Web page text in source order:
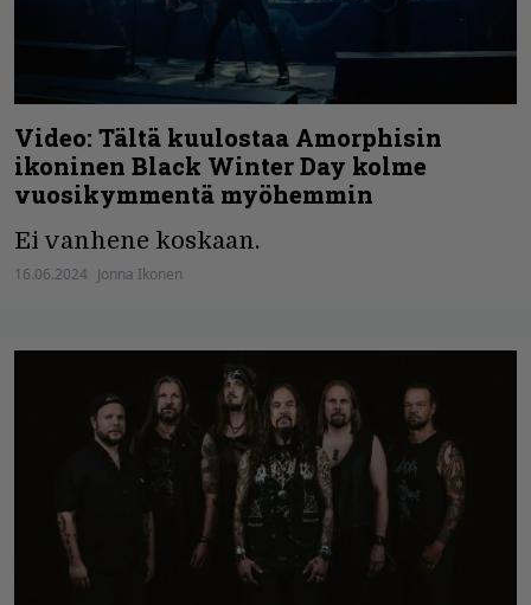
Video: Tältä kuulostaa Amorphisin
ikoninen Black Winter Day kolme
vuosikymmentä myöhemmin
Ei vanhene koskaan.
16.06.2024 Jonna Ikonen